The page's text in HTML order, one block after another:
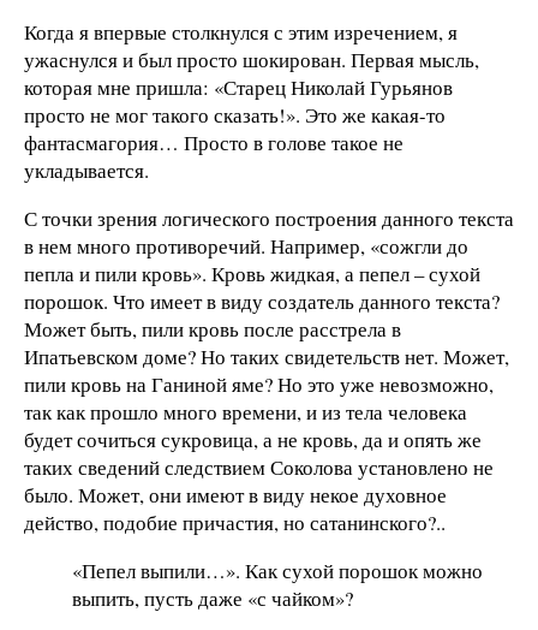
Когда я впервые столкнулся с этим изречением, я
ужаснулся и был просто шокирован. Первая мысль,
которая мне пришла: «Старец Николай Гурьянов
просто не мог такого сказать!». Это же какая-то
фантасмагория… Просто в голове такое не
укладывается.
С точки зрения логического построения данного текста
в нем много противоречий. Например, «сожгли до
пепла и пили кровь». Кровь жидкая, а пепел – сухой
порошок. Что имеет в виду создатель данного текста?
Может быть, пили кровь после расстрела в
Ипатьевском доме? Но таких свидетельств нет. Может,
пили кровь на Ганиной яме? Но это уже невозможно,
так как прошло много времени, и из тела человека
будет сочиться сукровица, а не кровь, да и опять же
таких сведений следствием Соколова установлено не
было. Может, они имеют в виду некое духовное
действо, подобие причастия, но сатанинского?..
«Пепел выпили…». Как сухой порошок можно
выпить, пусть даже «с чайком»?